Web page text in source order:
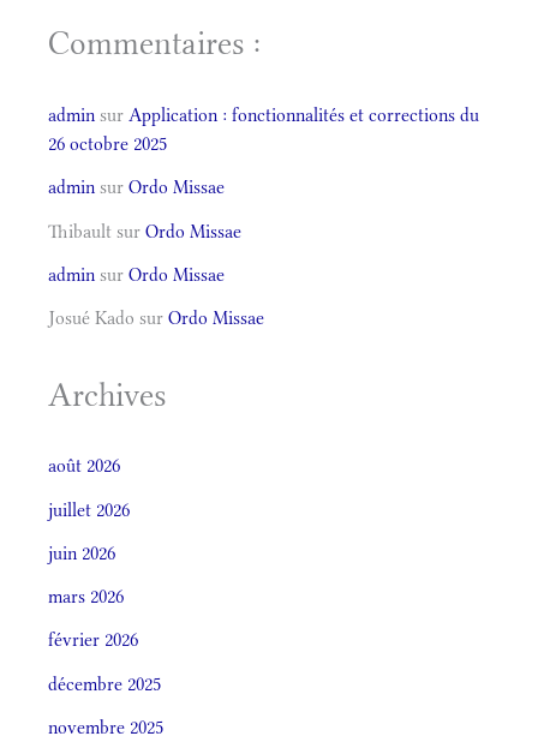
Commentaires :
admin sur Application : fonctionnalités et corrections du
26 octobre 2025
admin sur Ordo Missae
Thibault sur Ordo Missae
admin sur Ordo Missae
Josué Kado sur Ordo Missae
Archives
août 2026
juillet 2026
juin 2026
mars 2026
février 2026
décembre 2025
novembre 2025